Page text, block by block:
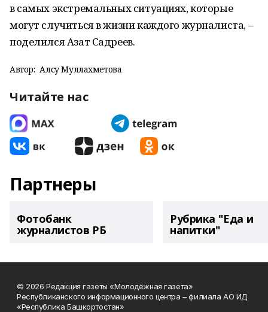
в самых экстремальных ситуациях, которые
могут случиться в жизни каждого журналиста, –
поделился Азат Садреев.
Автор: Алсу Муллахметова
Читайте нас
Партнеры
Фотобанк
журналистов РБ
Рубрика "Еда и
напитки"
© 2026 Редакция газеты «Молодёжная газета»
Республиканского информационного центра – филиала АО ИД
«Республика Башкортостан»